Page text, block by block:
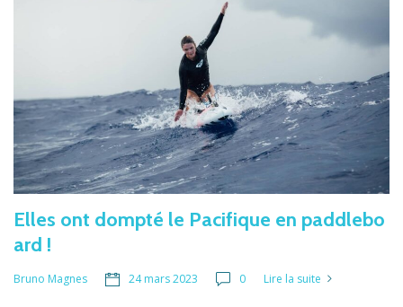
Elles ont dompté le Pacifique en paddlebo
ard !
Bruno Magnes 24 mars 2023 0 Lire la suite